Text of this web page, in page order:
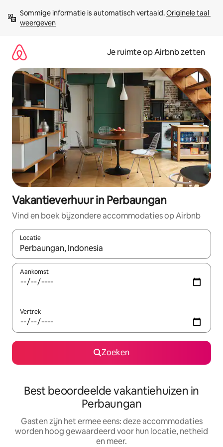
direct
naar
Sommige informatie is automatisch vertaald. Originele taal
weergeven
Je ruimte op Airbnb zetten
Vakantieverhuur in Perbaungan
Vind en boek bijzondere accommodaties op Airbnb
Locatie
Wanneer er suggesties beschikbaar zijn, maak je een keuze
Aankomst
Vertrek
Zoeken
Best beoordeelde vakantiehuizen in
Perbaungan
Gasten zijn het ermee eens: deze accommodaties
worden hoog gewaardeerd voor hun locatie, netheid
en meer.